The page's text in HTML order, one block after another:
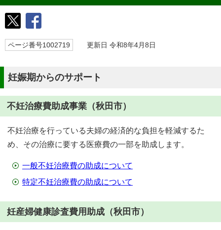
ページ番号1002719 更新日 令和8年4月8日
妊娠期からのサポート
不妊治療費助成事業（秋田市）
不妊治療を行っている夫婦の経済的な負担を軽減するた
め、その治療に要する医療費の一部を助成します。
一般不妊治療費の助成について
特定不妊治療費の助成について
妊産婦健康診査費用助成（秋田市）